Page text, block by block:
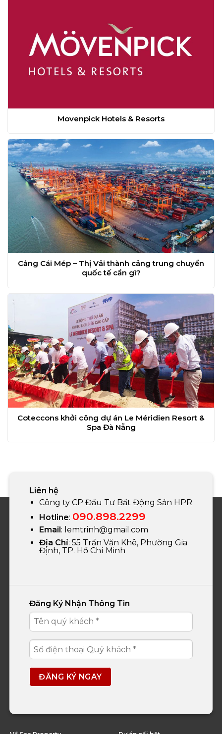
Movenpick Hotels & Resorts
Cảng Cái Mép – Thị Vải thành cảng trung chuyển
quốc tế cần gì?
Coteccons khởi công dự án Le Méridien Resort &
Spa Đà Nẵng
Liên hệ
Công ty CP Đầu Tư Bất Động Sản HPR
Hotline: 090.898.2299
Email : lemtrinh@gmail.com
Địa Chỉ: 55 Trần Văn Khê, Phường Gia
Định, TP. Hồ Chí Minh
Đăng Ký Nhận Thông Tin